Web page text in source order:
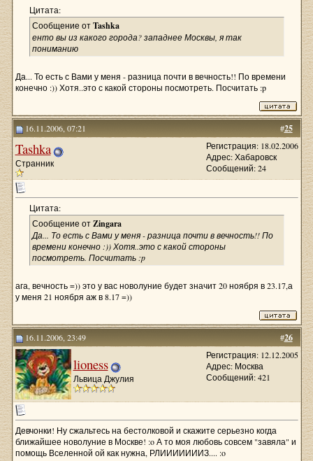
Цитата:
Сообщение отTashka
енто вы из какого города? западнее Москвы, я так
пониманию
Да... То есть с Вами у меня - разница почти в вечность!! По времени
конечно :)) Хотя..это с какой стороны посмотреть. Посчитать :p
#25
16.11.2006, 07:21
Tashka
Странник
Регистрация: 18.02.2006
Адрес: Хабаровск
Сообщений: 24
Цитата:
Сообщение отZingara
Да... То есть с Вами у меня - разница почти в вечность!! По
времени конечно :)) Хотя..это с какой стороны
посмотреть. Посчитать :p
ага, вечность =)) это у вас новолуние будет значит 20 ноября в 23.17,а
у меня 21 ноября аж в 8.17 =))
#26
16.11.2006, 23:49
lioness
Львица Джулия
Регистрация: 12.12.2005
Адрес: Москва
Сообщений: 421
Девчонки! Ну сжальтесь на бестолковой и скажите серьезно когда
ближайшее новолуние в Москве! :o А то моя любовь совсем "завяла" и
помощь Вселенной ой как нужна, РЛИИИИИИИЗ.... :o